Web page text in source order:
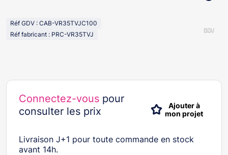
Réf GDV : CAB-VR35TVJC100
Réf fabricant : PRC-VR35TVJ
Connectez-vous pour
consulter les prix
Ajouter à
mon projet
Livraison J+1 pour toute commande en stock
avant 14h.